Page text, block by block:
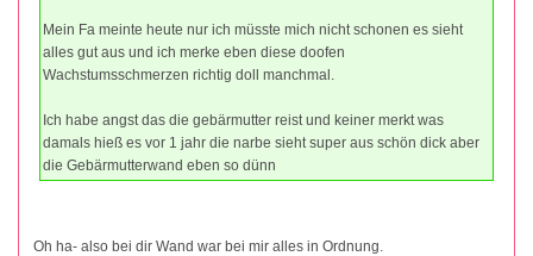
Mein Fa meinte heute nur ich müsste mich nicht schonen es sieht
alles gut aus und ich merke eben diese doofen
Wachstumsschmerzen richtig doll manchmal.
Ich habe angst das die gebärmutter reist und keiner merkt was
damals hieß es vor 1 jahr die narbe sieht super aus schön dick aber
die Gebärmutterwand eben so dünn
Oh ha- also bei dir Wand war bei mir alles in Ordnung.